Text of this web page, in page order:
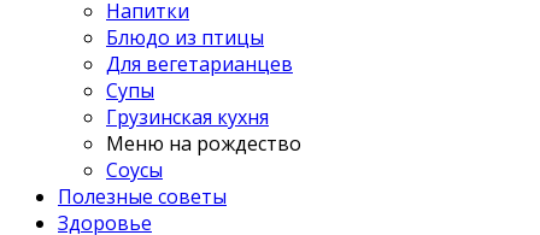
Напитки
Блюдо из птицы
Для вегетарианцев
Супы
Грузинская кухня
Меню на рождество
Соусы
Полезные советы
Здоровье